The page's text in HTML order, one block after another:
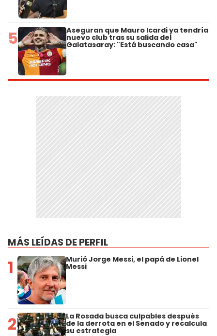
5 Aseguran que Mauro Icardi ya tendría
nuevo club tras su salida del
Galatasaray: "Está buscando casa"
MÁS LEÍDAS DE PERFIL
1 Murió Jorge Messi, el papá de Lionel
Messi
2 La Rosada busca culpables después
de la derrota en el Senado y recalcula
su estrategia